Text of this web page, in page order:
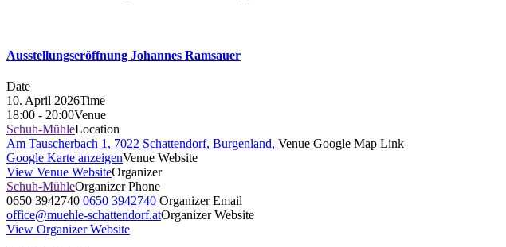
Ausstellungseröffnung Johannes Ramsauer
Date
10. April 2026Time
18:00 - 20:00Venue
Schuh-MühleLocation
Am Tauscherbach 1, 7022 Schattendorf, Burgenland, Venue Google Map Link
Google Karte anzeigenVenue Website
View Venue WebsiteOrganizer
Schuh-MühleOrganizer Phone
0650 3942740 0650 3942740 Organizer Email
office@muehle-schattendorf.atOrganizer Website
View Organizer Website